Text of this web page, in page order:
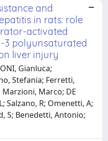
and
in rats: role
activated
3 polyunsaturated
liver injury
Gianluca;
Stefania; Ferretti,
Marzioni, Marco; DE
Salzano, R; Omenetti, A;
S; Benedetti, Antonio;